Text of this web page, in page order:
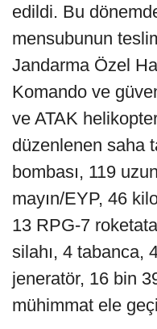
edildi. Bu
mensubunun
Jandarma Özel
Komando ve
ve ATAK
düzenlenen saha
bombası, 119
mayın/EYP, 46
13 RPG-7
silahı, 4 tabanca,
jeneratör, 16 bin
mühimmat ele